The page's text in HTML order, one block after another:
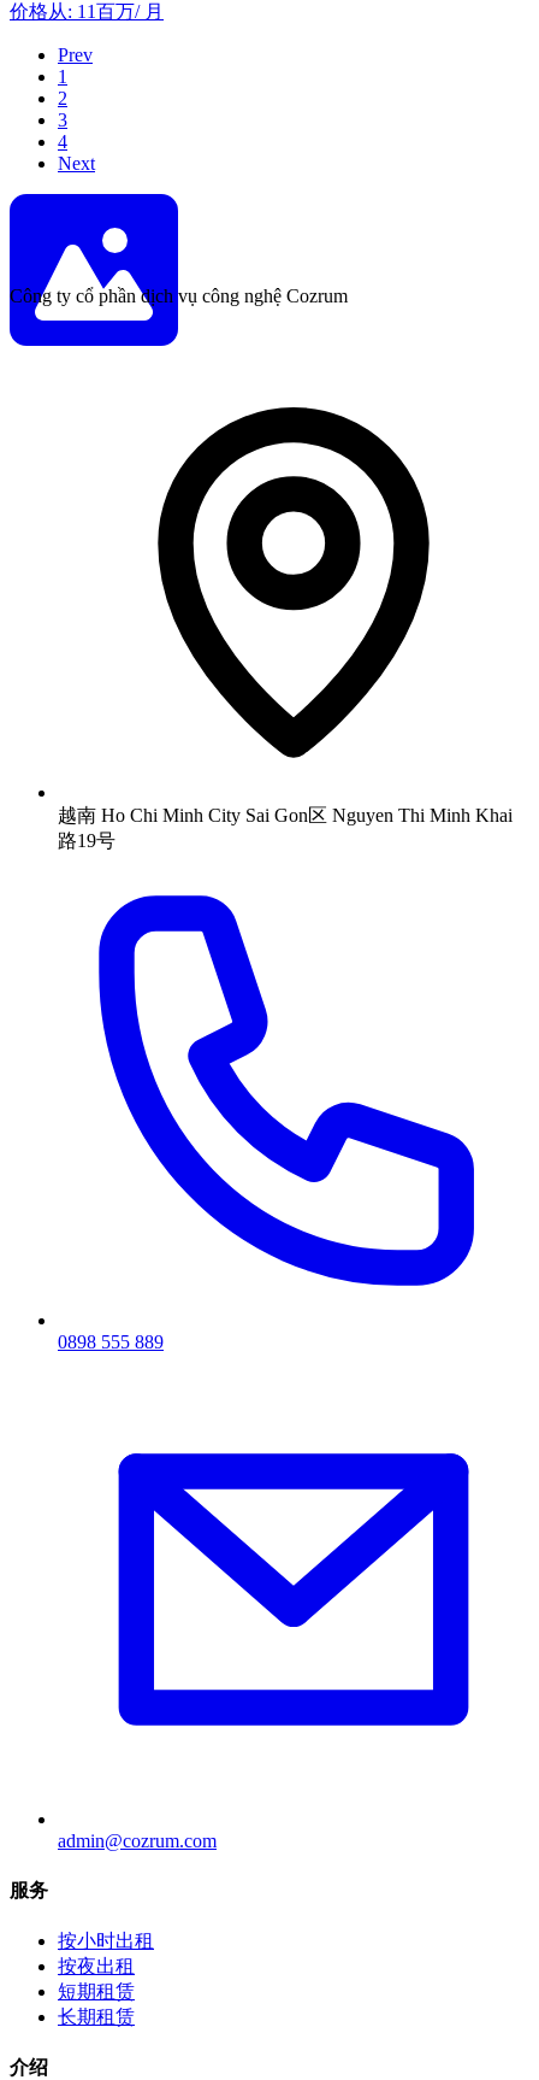
价格从: 11百万/月
Prev
1
2
3
4
Next
Công ty cổ phần dịch vụ công nghệ Cozrum
越南 Ho Chi Minh City Sai Gon区 Nguyen Thi Minh Khai
路19号
0898 555 889
admin@cozrum.com
服务
按小时出租
按夜出租
短期租赁
长期租赁
介绍